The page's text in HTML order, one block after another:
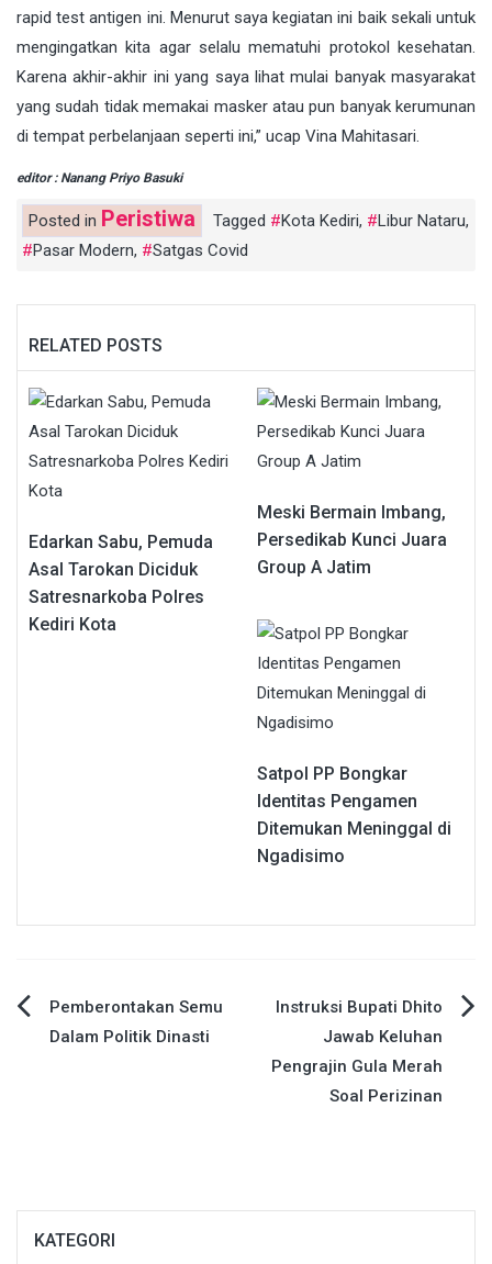
rapid test antigen ini. Menurut saya kegiatan ini baik sekali untuk
mengingatkan kita agar selalu mematuhi protokol kesehatan.
Karena akhir-akhir ini yang saya lihat mulai banyak masyarakat
yang sudah tidak memakai masker atau pun banyak kerumunan
di tempat perbelanjaan seperti ini,” ucap Vina Mahitasari.
editor : Nanang Priyo Basuki
Posted in Peristiwa Tagged Kota Kediri, Libur Nataru,
Pasar Modern, Satgas Covid
RELATED POSTS
Edarkan Sabu, Pemuda
Asal Tarokan Diciduk
Satresnarkoba Polres
Kediri Kota
Meski Bermain Imbang,
Persedikab Kunci Juara
Group A Jatim
Satpol PP Bongkar
Identitas Pengamen
Ditemukan Meninggal di
Ngadisimo
Navigasi
Pemberontakan Semu
Dalam Politik Dinasti
Instruksi Bupati Dhito
Jawab Keluhan
Pengrajin Gula Merah
Soal Perizinan
KATEGORI